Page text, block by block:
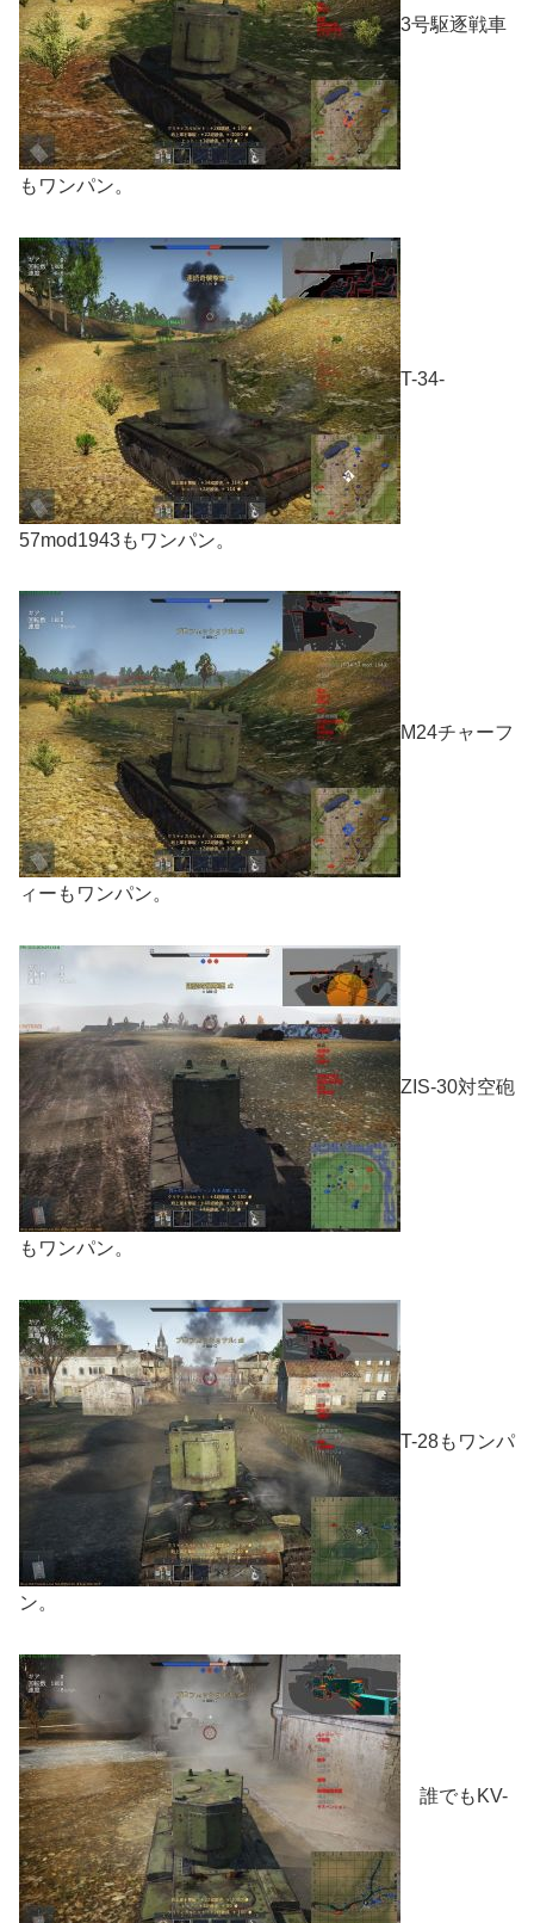
3号駆逐戦車
もワンパン。
T-34-
57mod1943もワンパン。
M24チャーフ
ィーもワンパン。
ZIS-30対空砲
もワンパン。
T-28もワンパ
ン。
誰でもKV-